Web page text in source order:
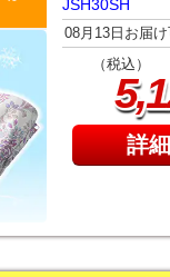
JSH30SH
08月13日お届
（税込）
5,
詳